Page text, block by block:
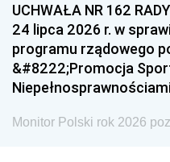
UCHWAŁA NR 162
24 lipca 2026 r. w
programu rządowego
&#8222;Promocja
Monitor Polski rok 2026